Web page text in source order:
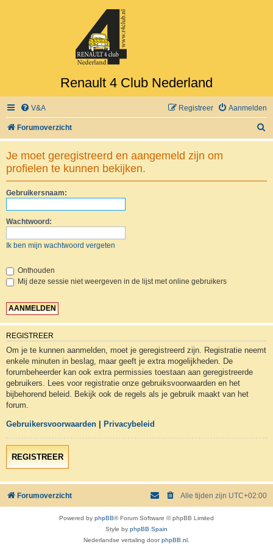
Renault 4 Club Nederland
V&A Aanmelden
Registreer
Forumoverzicht
o
Je moet geregistreerd en aangemeld zijn om
profielen te kunnen bekijken.
Gebruikersnaam:
Wachtwoord:
Ik ben mijn wachtwoord vergeten
Onthouden
Mij deze sessie niet weergeven in de lijst met online gebruikers
REGISTREER
Om je te kunnen aanmelden, moet je geregistreerd zijn. Registratie neemt
enkele minuten in beslag, maar geeft je extra mogelijkheden. De
forumbeheerder kan ook extra permissies toestaan aan geregistreerde
gebruikers. Lees voor registratie onze gebruiksvoorwaarden en het
bijbehorend beleid. Bekijk ook de regels als je gebruik maakt van het
forum.
Gebruikersvoorwaarden Privacybeleid
REGISTREER
Forumoverzicht Alle tijden zijn UTC+02:00
Powered by phpBB® Forum Software © phpBB Limited
Style by phpBB Spain
Nederlandse vertaling doorphpBB.nl .